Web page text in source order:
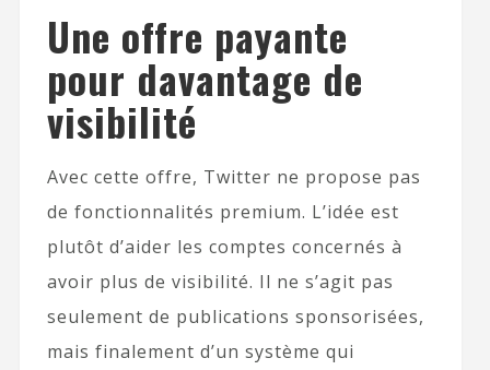
Une offre payante
pour davantage de
visibilité
Avec cette offre, Twitter ne propose pas
de fonctionnalités premium. L’idée est
plutôt d’aider les comptes concernés à
avoir plus de visibilité. Il ne s’agit pas
seulement de publications sponsorisées,
mais finalement d’un système qui